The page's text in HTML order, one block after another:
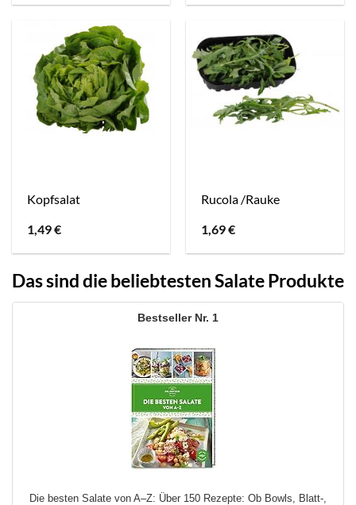
Kopfsalat
1,49€
Rucola /Rauke
1,69€
Das sind die beliebtesten Salate Produkte
1
Die besten Salate von A–Z: Über 150 Rezepte: Ob Bowls, Blatt-,